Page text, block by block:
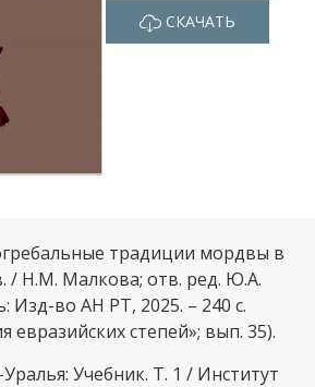
СКАЧАТЬ
традиции мордвы в
/ Н.М. Малкова; отв. ред. Ю.А.
Изд-во АН РТ, 2025. – 240 с.
евразийских степей»; вып. 35).
Учебник. Т. 1 / Институт